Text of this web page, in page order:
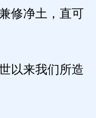
修净土，直可
以来我们所造